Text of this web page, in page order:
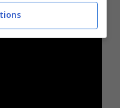
originali.